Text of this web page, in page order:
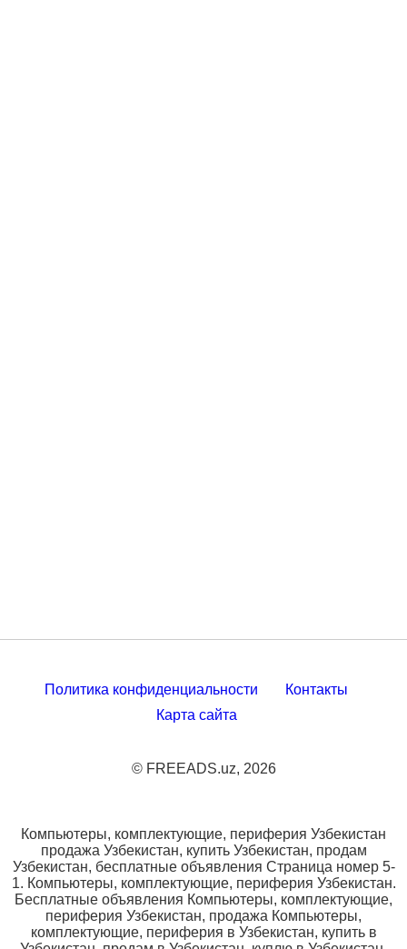
Политика конфиденциальности
Контакты
Карта сайта
© FREEADS.uz, 2026
Компьютеры, комплектующие, периферия Узбекистан
продажа Узбекистан, купить Узбекистан, продам
Узбекистан, бесплатные объявления Страница номер 5-
1. Компьютеры, комплектующие, периферия Узбекистан.
Бесплатные объявления Компьютеры, комплектующие,
периферия Узбекистан, продажа Компьютеры,
комплектующие, периферия в Узбекистан, купить в